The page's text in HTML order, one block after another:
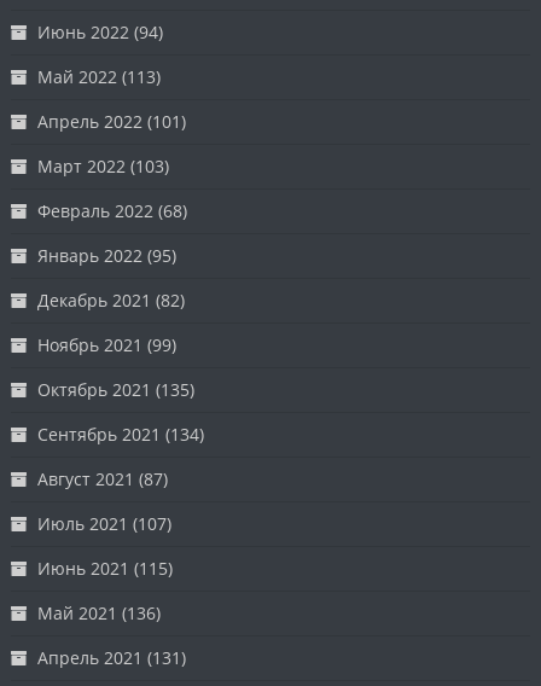
Июнь 2022 (94)
Май 2022 (113)
Апрель 2022 (101)
Март 2022 (103)
Февраль 2022 (68)
Январь 2022 (95)
Декабрь 2021 (82)
Ноябрь 2021 (99)
Октябрь 2021 (135)
Сентябрь 2021 (134)
Август 2021 (87)
Июль 2021 (107)
Июнь 2021 (115)
Май 2021 (136)
Апрель 2021 (131)